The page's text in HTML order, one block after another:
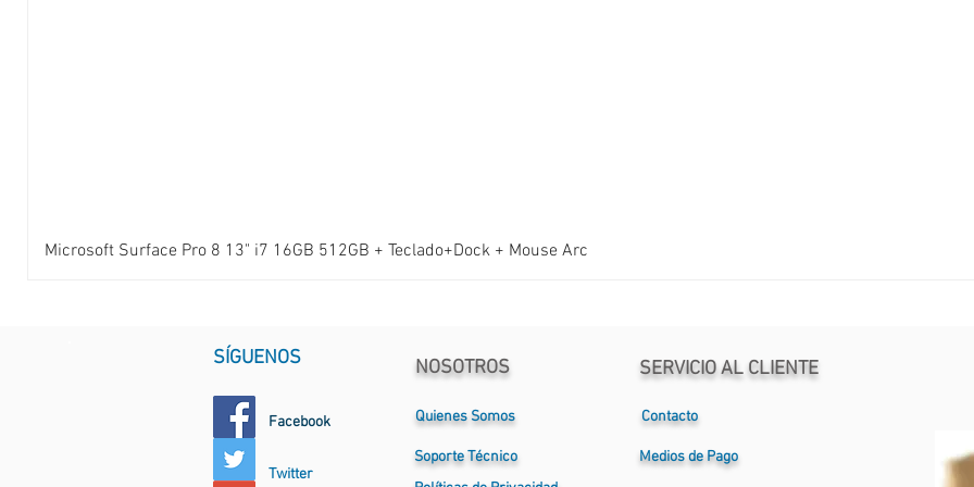
Microsoft Surface Pro 8 13" i7 16GB 512GB + Teclado+Dock + Mouse Arc
SÍGUENOS
Facebook
Twitter
NOSOTROS
Quienes Somos
SoporteTécnico
SERVICIO AL CLIENTE
Contacto
Medios de Pago